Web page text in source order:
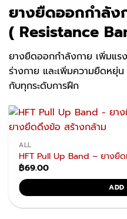
ยางยืดออกกำลัง
( Resistance
ยางยืดออกกำลังกาย เพิ่มแ
ร่างกาย และเพิ่มความยืดหยุ่
กับทุกระดับการฝึก
ALL
HFT Pull Up Band – ยางยื
฿69.00
ADD